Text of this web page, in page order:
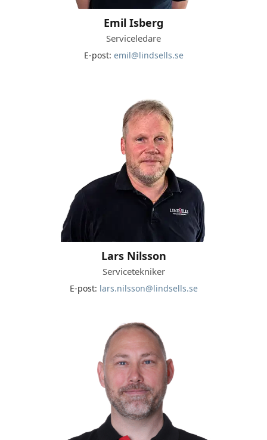
Emil Isberg
Serviceledare
E-post: emil@lindsells.se
Lars Nilsson
Servicetekniker
E-post: lars.nilsson@lindsells.se